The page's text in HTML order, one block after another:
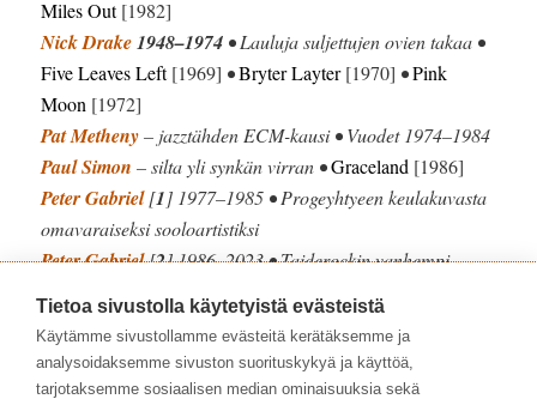
Miles Out[1982]
Nick Drake1948–1974 • Lauluja suljettujen ovien takaa •
Five Leaves Left[1969] •Bryter Layter[1970] •Pink
Moon [1972]
Pat Metheny– jazztähden ECM-kausi • Vuodet 1974–1984
Paul Simon – silta yli synkän virran •Graceland [1986]
Peter Gabriel[1] 1977–1985 • Progeyhtyeen keulakuvasta
omavaraiseksi sooloartistiksi
Peter Gabriel[2] 1986–2023 • Taiderockin vanhempi
– Saving Grace soittaa lainatun omakseen –
kaikella kunnioituksella •
Saving Grace with Suzi Dian
[2025]
Tietoa sivustolla käytetyistä evästeistä
Käytämme sivustollamme evästeitä kerätäksemme ja
analysoidaksemme sivuston suorituskykyä ja käyttöä,
tarjotaksemme sosiaalisen median ominaisuuksia sekä